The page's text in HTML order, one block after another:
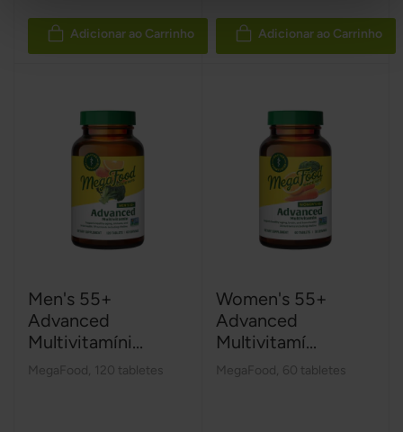
Adicionar ao Carrinho Adicionar ao Carrinho
Men's 55+
Advanced
Multivitamíni...
MegaFood 120 tabletes
Women's 55+
Advanced
Multivitamí...
MegaFood 60 tabletes